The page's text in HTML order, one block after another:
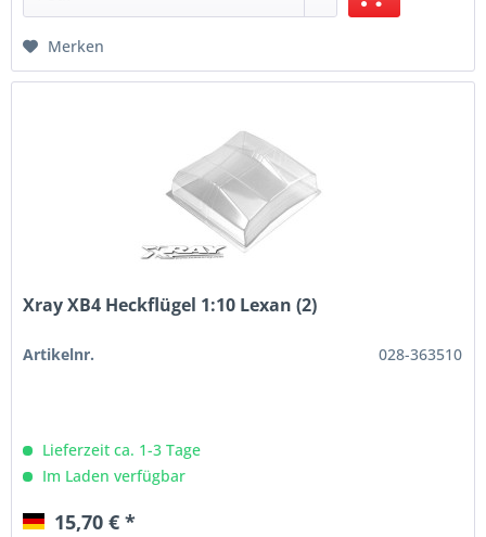
Merken
Xray XB4 Heckflügel 1:10 Lexan (2)
Artikelnr. 028-363510
Lieferzeit ca. 1-3 Tage
Im Laden verfügbar
15,70 € *